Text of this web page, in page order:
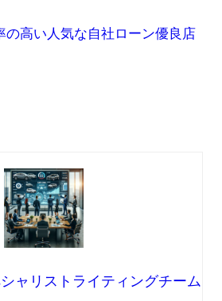
の高い人気な自社ローン優良店
ャリストライティングチーム